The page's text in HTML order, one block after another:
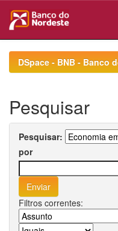
navigationDSpace - BNB - Banco
Pesquisar
Pesquisar:
por
Filtros correntes: